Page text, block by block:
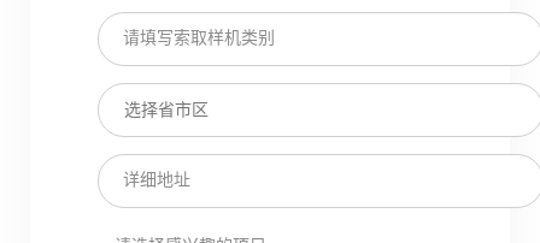
请填写索取样机类别
详细地址